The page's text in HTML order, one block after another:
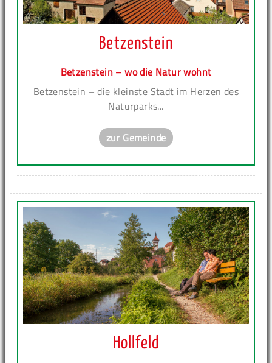
Betzenstein
Betzenstein – wo die Natur wohnt
Betzenstein – die kleinste Stadt im Herzen des
Naturparks...
zur Gemeinde
Hollfeld